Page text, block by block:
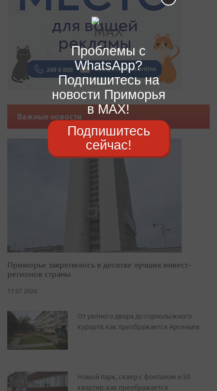
Важные новости
Приморье закрепилось в десятке лучших инвест-
регионов страны
17.07.2026
От уютного двора до горнолыжного
курорта: как преображается Арсеньев
Новый парк, сквер с фонтаном и 50
квартир: как преображается
Проблемы с
WhatsApp?
Подпишитесь на
новости Приморья
в MAX!
Подпишитесь
сейчас!